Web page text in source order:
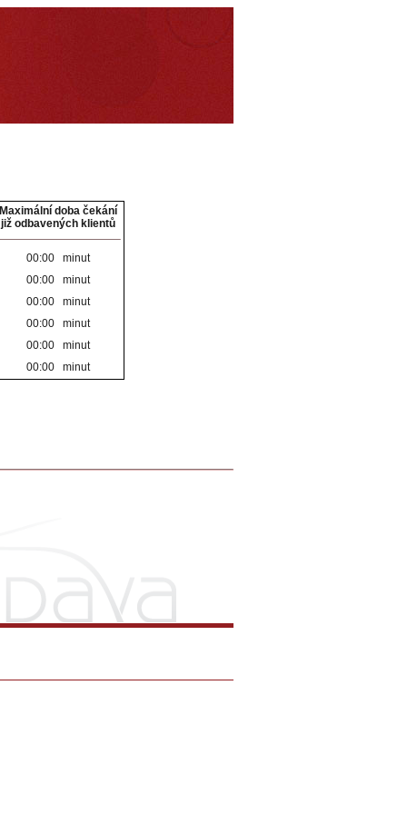
Maximální doba čekání
již odbavených klientů
00:00 minut
00:00 minut
00:00 minut
00:00 minut
00:00 minut
00:00 minut